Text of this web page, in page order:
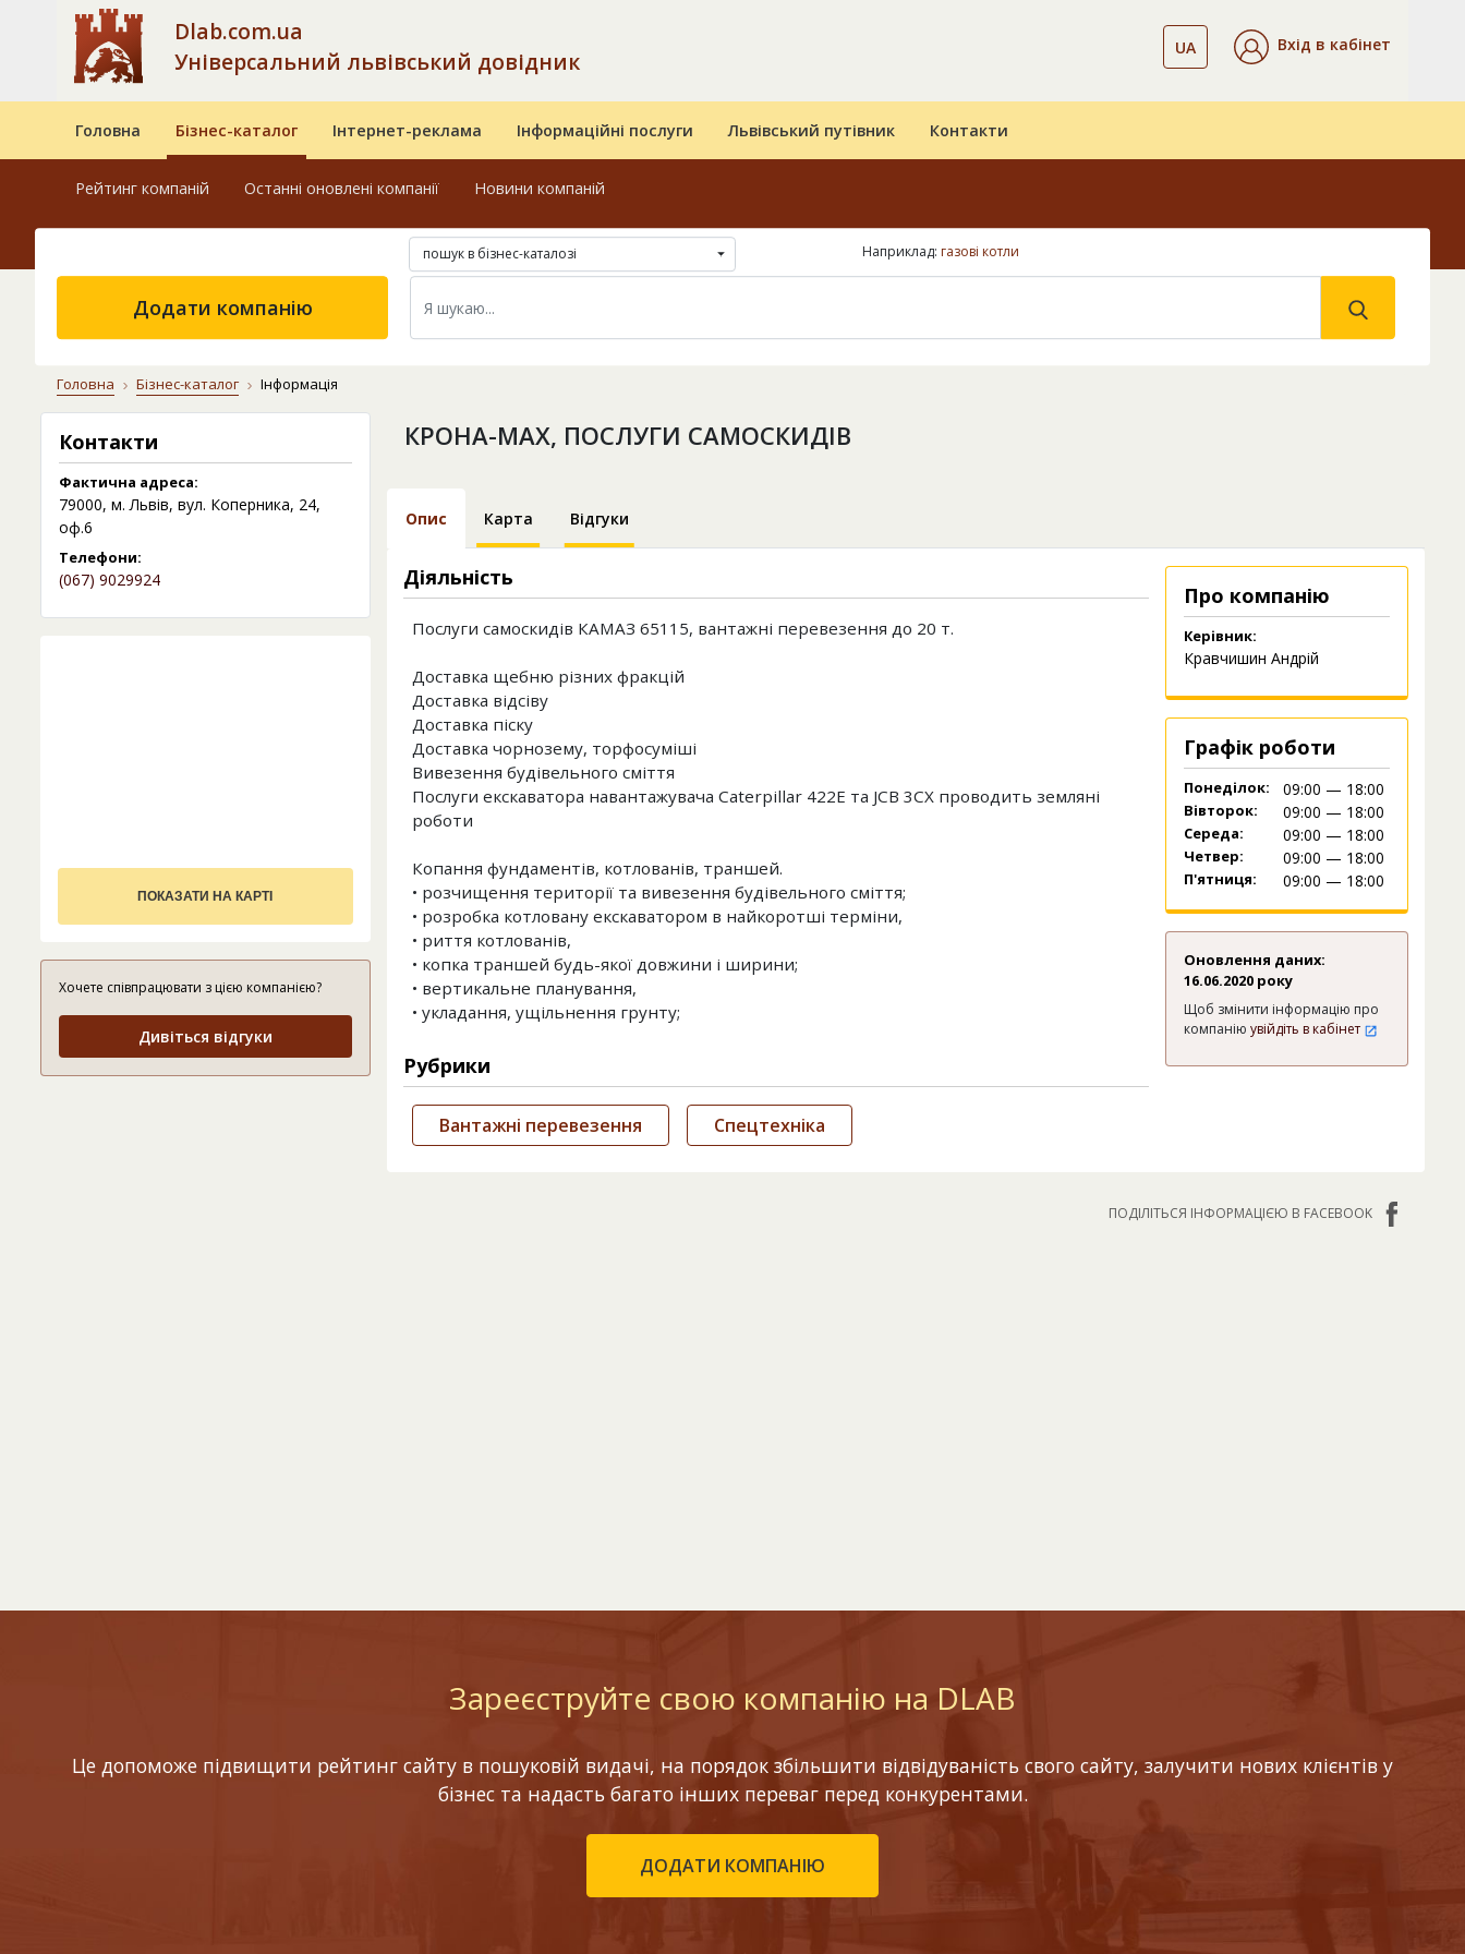
Dlab.com.ua
Універсальний львівський довідник
UA Вхід в кабінет
Головна Бізнес-каталог Інтернет-реклама Інформаційні послуги Львівський путівник Контакти
Рейтинг компаній Останні оновлені компанії Новини компаній
пошук в бізнес-каталозі Наприклад: газові котли
Додати компанію
Головна Бізнес-каталог Інформація
Контакти
Фактична адреса:
79000, м. Львів, вул. Коперника, 24,
оф.6
Телефони:
(067) 9029924
ПОКАЗАТИ НА КАРТІ
Хочете співпрацювати з цією компанією?
Дивіться відгуки
КРОНА-МАХ, ПОСЛУГИ САМОСКИДІВ
Опис Карта Відгуки
Діяльність
Послуги самоскидів КАМАЗ 65115, вантажні перевезення до 20 т.
Доставка щебню різних фракцій
Доставка відсіву
Доставка піску
Доставка чорнозему, торфосуміші
Вивезення будівельного сміття
Послуги екскаватора навантажувача Caterpillar 422E та JCB 3CX проводить земляні
роботи
Копання фундаментів, котлованів, траншей.
• розчищення території та вивезення будівельного сміття;
• розробка котловану екскаватором в найкоротші терміни,
• риття котлованів,
• копка траншей будь-якої довжини і ширини;
• вертикальне планування,
• укладання, ущільнення грунту;
Рубрики
Вантажні перевезення Спецтехніка
Про компанію
Керівник:
Кравчишин Андрій
Графік роботи
Понеділок: 09:00 — 18:00
Вівторок: 09:00 — 18:00
Середа: 09:00 — 18:00
Четвер: 09:00 — 18:00
П'ятниця: 09:00 — 18:00
Оновлення даних:
16.06.2020 року
Щоб змінити інформацію про
компанію увійдіть в кабінет
ПОДІЛІТЬСЯ ІНФОРМАЦІЄЮ В FACEBOOK
Зареєструйте свою компанію на DLAB
Це допоможе підвищити рейтинг сайту в пошуковій видачі, на порядок збільшити відвідуваність свого сайту, залучити нових клієнтів у
бізнес та надасть багато інших переваг перед конкурентами.
ДОДАТИ КОМПАНІЮ